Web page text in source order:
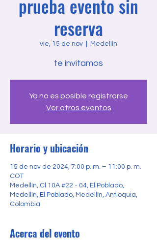
prueba evento sin
reserva
vie, 15 de nov Medellín
te invitamos
Ya no es posible registrarse
Ver otros eventos
Horario y ubicación
15 de nov de 2024, 7:00 p. m. – 11:00 p. m.
COT
Medellín, Cl 10A #22 - 04, El Poblado,
Medellín, El Poblado, Medellín, Antioquia,
Colombia
Acerca del evento